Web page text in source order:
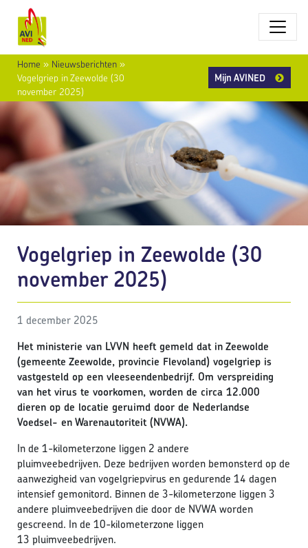
Home » Nieuwsberichten »
Vogelgriep in Zeewolde (30
november 2025)
Mijn AVINED
Vogelgriep in Zeewolde (30
november 2025)
1 december 2025
Het ministerie van LVVN heeft gemeld dat in Zeewolde
(gemeente Zeewolde, provincie Flevoland) vogelgriep is
vastgesteld op een vleeseendenbedrijf. Om verspreiding
van het virus te voorkomen, worden de circa 12.000
dieren op de locatie geruimd door de Nederlandse
Voedsel- en Warenautoriteit (NVWA).
In de 1-kilometerzone liggen 2 andere
pluimveebedrijven. Deze bedrijven worden bemonsterd op de
aanwezigheid van vogelgriepvirus en gedurende 14 dagen
intensief gemonitord. Binnen de 3-kilometerzone liggen 3
andere pluimveebedrijven die door de NVWA worden
gescreend. In de 10-kilometerzone liggen
13 pluimveebedrijven.